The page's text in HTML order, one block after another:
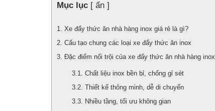
Mục lục [ ẩn ]
Xe đẩy thức ăn nhà hàng inox giá rẻ là gì?
Cấu tạo chung các loại xe đẩy thức ăn inox
Đặc điểm nổi trội của xe đẩy thức ăn nhà hàng inox
Chất liệu inox bền bỉ, chống gỉ sét
Thiết kế thông minh, dễ di chuyển
Nhiều tầng, tối ưu không gian